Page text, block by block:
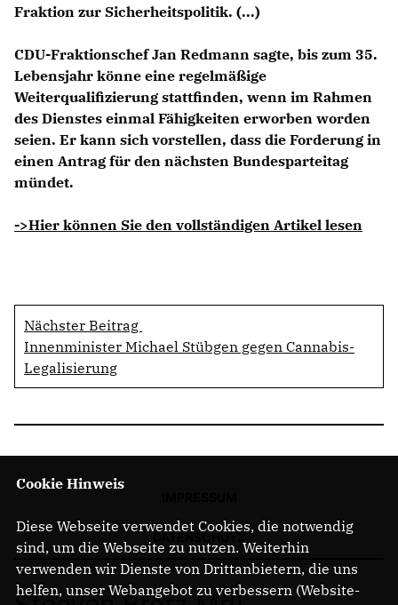
Fraktion zur Sicherheitspolitik. (...)
CDU-FraktionschefJan Redmann sagte, bis zum 35.
Lebensjahr könne eine regelmäßige
Weiterqualifizierung stattfinden, wenn im Rahmen
des Dienstes einmal Fähigkeiten erworben worden
seien. Er kann sich vorstellen, dass die Forderung in
einen Antrag für den nächsten Bundesparteitag
mündet.
->Hier können Sie den vollständigen Artikel lesen
Nächster Beitrag
Innenminister Michael Stübgen gegen Cannabis-
Legalisierung
Cookie Hinweis
Diese Webseite verwendet Cookies, die notwendig
sind, um die Webseite zu nutzen. Weiterhin
verwenden wir Dienste von Drittanbietern, die uns
helfen, unser Webangebot zu verbessern (Website-